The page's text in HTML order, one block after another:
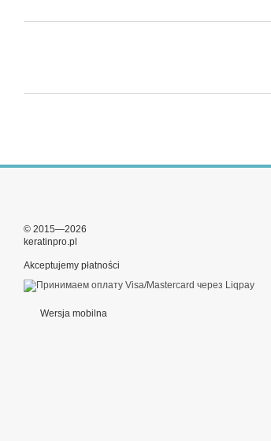
© 2015—2026
keratinpro.pl
Akceptujemy płatności
Wersja mobilna